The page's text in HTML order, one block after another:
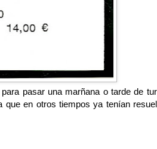
pasar una marñana o tarde de
en otros tiempos ya tenían